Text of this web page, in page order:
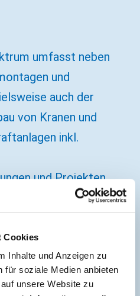
Cookies
Inhalte und Anzeigen zu
für soziale Medien anbieten
unsere Website zu
umfasst neben
und
auch der
von Kranen und
inkl.
und Projekten
Teilrückbau von
Zerlegungen von
langjährige